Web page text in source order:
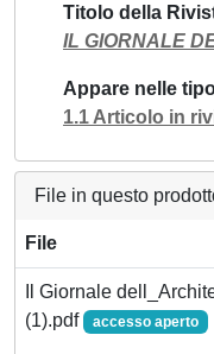
Titolo della
IL GIORNALE
Appare nelle
1.1 Articolo in
File in questo
File
Il Giornale
(1).pdf
accesso aperto